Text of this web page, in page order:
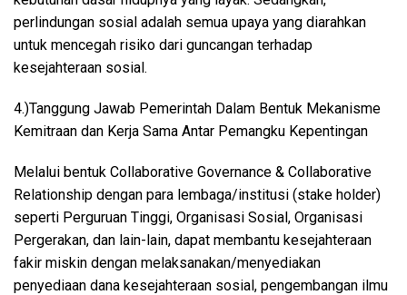
perlindungan sosial adalah semua upaya yang diarahkan
untuk mencegah risiko dari guncangan terhadap
kesejahteraan sosial.
4.)Tanggung Jawab Pemerintah Dalam Bentuk Mekanisme
Kemitraan dan Kerja Sama Antar Pemangku Kepentingan
Melalui bentuk Collaborative Governance & Collaborative
Relationship dengan para lembaga/institusi (stake holder)
seperti Perguruan Tinggi, Organisasi Sosial, Organisasi
Pergerakan, dan lain-lain, dapat membantu kesejahteraan
fakir miskin dengan melaksanakan/menyediakan
penyediaan dana kesejahteraan sosial, pengembangan ilmu